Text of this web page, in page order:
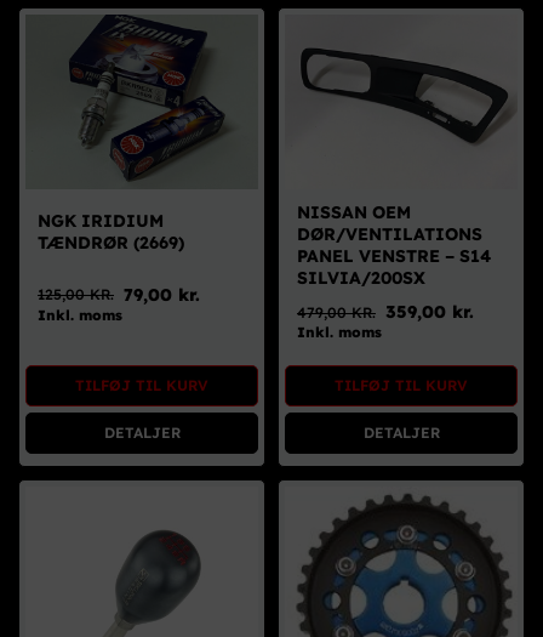
NGK IRIDIUM
TÆNDRØR (2669)
125,00KR.
Den
79,00 kr.
Den
Inkl. moms
TILFØJ TIL KURV
DETALJER
NISSAN OEM
DØR/VENTILATIONS
PANEL VENSTRE – S14
SILVIA/200SX
479,00KR.
Den
pris
479,00 kr..
359,00 kr.
Den
pris
359,00 kr..
Inkl. moms
TILFØJ TIL KURV
DETALJER